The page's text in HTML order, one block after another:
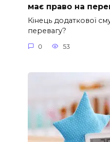
має право на
Кінець додаткової
перевагу?
0 53